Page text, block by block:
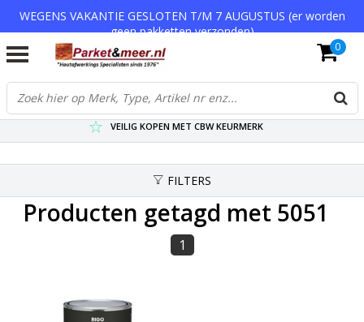
WEGENS VAKANTIE GESLOTEN T/M 7 AUGUSTUS (er worden
geen pakketten verzonden)
VERZENDKOSTEN € 7,95 (GRATIS VA €75,-)
SCHERPSTE PRIJZEN TOT WEL 75% KORTING !
VEILIG KOPEN MET CBW KEURMERK
0
FILTERS
Producten getagd met 5051
1